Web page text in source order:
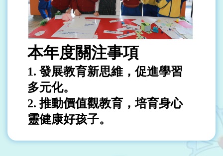
本年度關注事項
1. 發展教育新思維，促進學習
多元化。
2. 推動價值觀教育，培育身心
靈健康好孩子。